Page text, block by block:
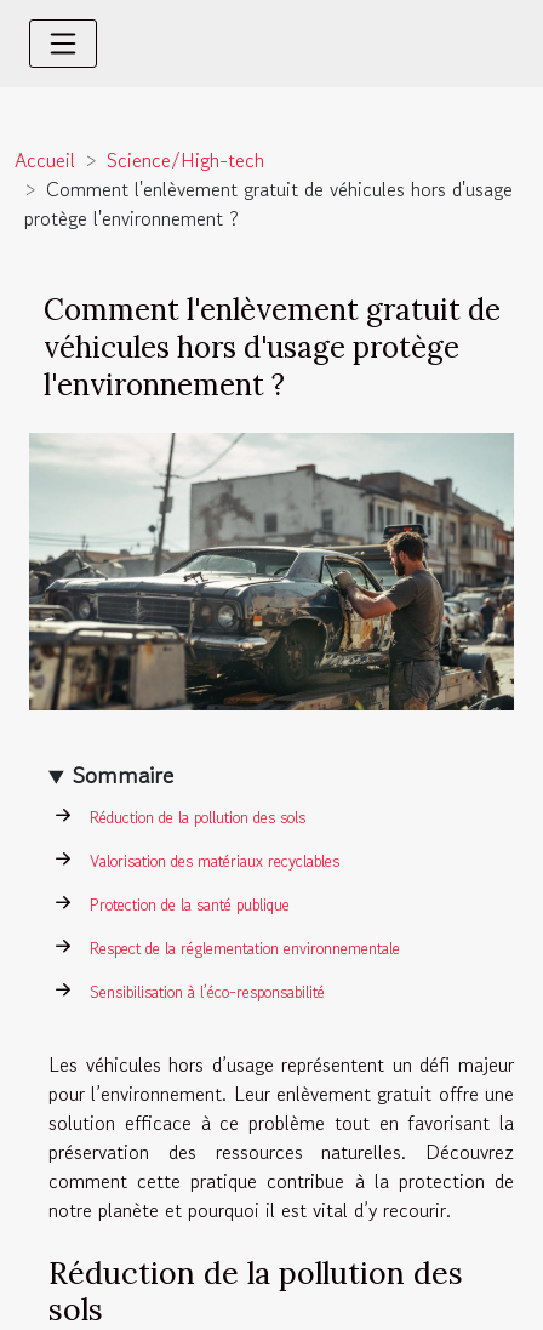
Accueil
Science/High-tech
Comment l'enlèvement gratuit de véhicules hors d'usage
protège l'environnement ?
Comment l'enlèvement gratuit de
véhicules hors d'usage protège
l'environnement ?
Sommaire
Réduction de la pollution des sols
Valorisation des matériaux recyclables
Protection de la santé publique
Respect de la réglementation environnementale
Sensibilisation à l’éco-responsabilité
Les véhicules hors d’usage représentent un défi majeur
pour l’environnement. Leur enlèvement gratuit offre une
solution efficace à ce problème tout en favorisant la
préservation des ressources naturelles. Découvrez
comment cette pratique contribue à la protection de
notre planète et pourquoi il est vital d’y recourir.
Réduction de la pollution des
sols